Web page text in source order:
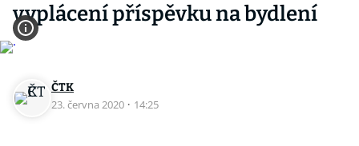
vyplácení příspěvku na bydlení
ČTK
23. června 2020 · 14:25